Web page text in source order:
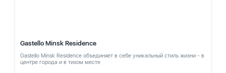
Gastello Minsk Residence
Gastello Minsk Residence объединяет в себе уникальный стиль жизни - в
центре города и в тихом месте